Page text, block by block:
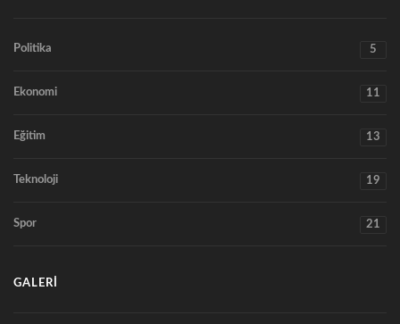
Politika 5
Ekonomi 11
Eğitim 13
Teknoloji 19
Spor 21
GALERI